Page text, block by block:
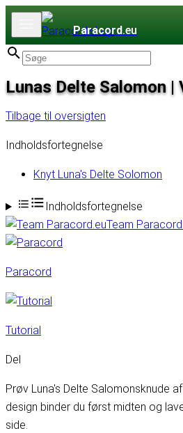
Paracord.eu
Lunas Delte Salomon |
Tilbage til oversigten
Indholdsfortegnelse
Knyt Luna's Delte Solomon
Indholdsfortegnelse
Team
Paracord
Tutorial
Del
Prøv Luna's Delte Salomonsknude
design binder du først midten og
side.